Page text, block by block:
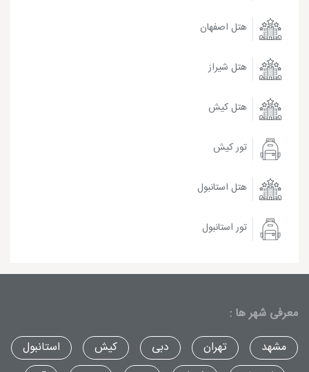
هتل اصفهان
هتل شیراز
هتل کیش
تور کیش
هتل استانبول
تور استانبول
معرفی شهر ها :
مشهد
تهران دبی کیش
استانبول